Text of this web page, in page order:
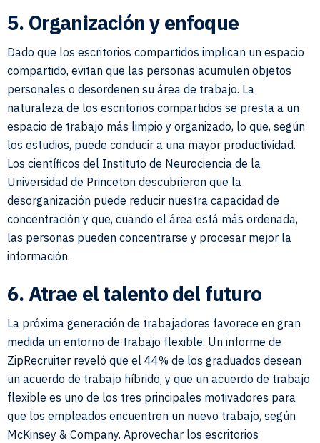
5. Organización y enfoque
Dado que los escritorios compartidos implican un espacio
compartido, evitan que las personas acumulen objetos
personales o desordenen su área de trabajo. La
naturaleza de los escritorios compartidos se presta a un
espacio de trabajo más limpio y organizado, lo que, según
los estudios, puede conducir a una mayor productividad.
Los científicos del Instituto de Neurociencia de la
Universidad de Princeton descubrieron que la
desorganización puede reducir nuestra capacidad de
concentración y que, cuando el área está más ordenada,
las personas pueden concentrarse y procesar mejor la
información.
6. Atrae el talento del futuro
La próxima generación de trabajadores favorece en gran
medida un entorno de trabajo flexible. Un informe de
ZipRecruiter reveló que el 44% de los graduados desean
un acuerdo de trabajo híbrido, y que un acuerdo de trabajo
flexible es uno de los tres principales motivadores para
que los empleados encuentren un nuevo trabajo, según
McKinsey & Company. Aprovechar los escritorios